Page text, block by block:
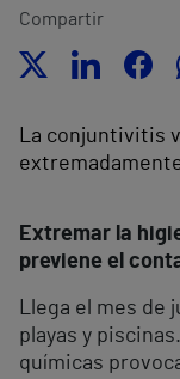
Compartir
La conjuntivitis
Extremar la
previene el
Llega el mes de
playas y
químicas